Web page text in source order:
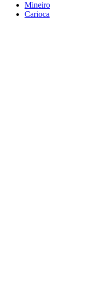
Mineiro
Carioca